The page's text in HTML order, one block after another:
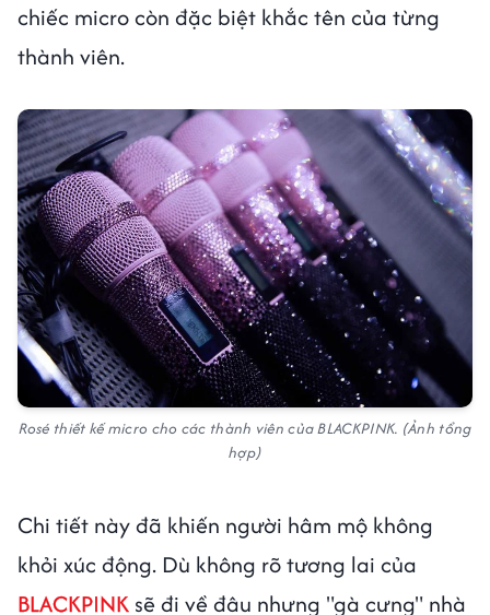
chiếc micro còn đặc biệt khắc tên của từng
thành viên.
Rosé thiết kế micro cho các thành viên của BLACKPINK. (Ảnh tổng
hợp)
Chi tiết này đã khiến người hâm mộ không
khỏi xúc động. Dù không rõ tương lai của
BLACKPINK sẽ đi về đâu nhưng "gà cưng" nhà